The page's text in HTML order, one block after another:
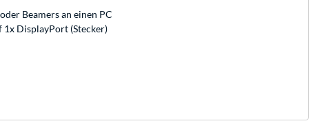
Beamers an einen PC
1x DisplayPort (Stecker)